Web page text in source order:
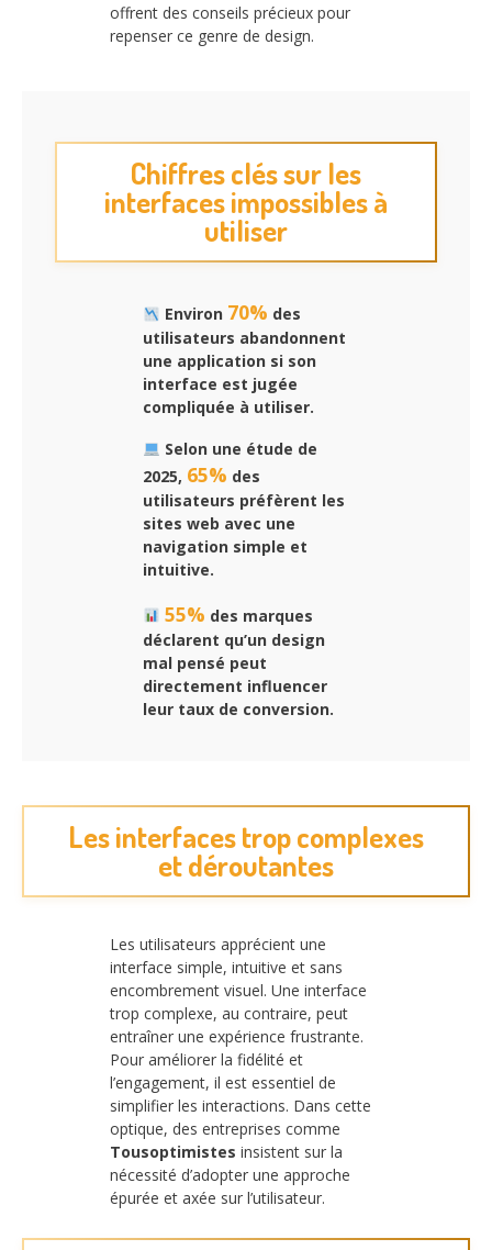
offrent des conseils précieux pour
repenser ce genre de design.
Chiffres clés sur les
interfaces impossibles à
utiliser
Environ 70% des
utilisateurs abandonnent
une application si son
interface est jugée
compliquée à utiliser.
Selon une étude de
2025, 65% des
utilisateurs préfèrent les
sites web avec une
navigation simple et
intuitive.
55% des marques
déclarent qu’un design
mal pensé peut
directement influencer
leur taux de conversion.
Les interfaces trop complexes
et déroutantes
Les utilisateurs apprécient une
interface simple, intuitive et sans
encombrement visuel. Une interface
trop complexe, au contraire, peut
entraîner une expérience frustrante.
Pour améliorer la fidélité et
l’engagement, il est essentiel de
simplifier les interactions. Dans cette
optique, des entreprises comme
Tousoptimistes insistent sur la
nécessité d’adopter une approche
épurée et axée sur l’utilisateur.